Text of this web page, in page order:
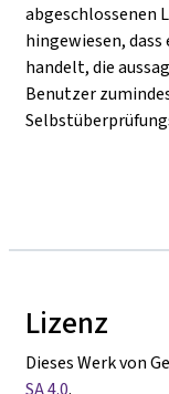
abgeschlossenen
hingewiesen,
handelt, die
Benutzer
Lizenz
Dieses Werk von
SA 4.0.